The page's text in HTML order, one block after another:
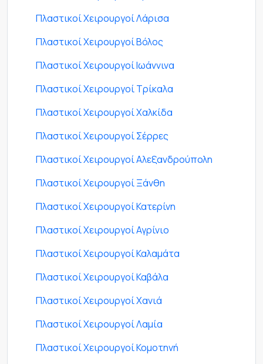
Πλαστικοί Χειρουργοί Λάρισα
Πλαστικοί Χειρουργοί Βόλος
Πλαστικοί Χειρουργοί Ιωάννινα
Πλαστικοί Χειρουργοί Τρίκαλα
Πλαστικοί Χειρουργοί Χαλκίδα
Πλαστικοί Χειρουργοί Σέρρες
Πλαστικοί Χειρουργοί Αλεξανδρούπολη
Πλαστικοί Χειρουργοί Ξάνθη
Πλαστικοί Χειρουργοί Κατερίνη
Πλαστικοί Χειρουργοί Αγρίνιο
Πλαστικοί Χειρουργοί Καλαμάτα
Πλαστικοί Χειρουργοί Καβάλα
Πλαστικοί Χειρουργοί Χανιά
Πλαστικοί Χειρουργοί Λαμία
Πλαστικοί Χειρουργοί Κομοτηνή